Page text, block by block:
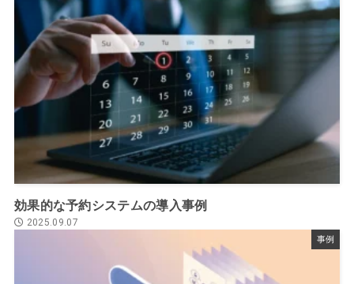
効果的な予約システムの導入事例
2025.09.07
事例